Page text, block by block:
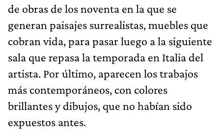
de obras de los noventa en la que se
generan paisajes surrealistas, muebles que
cobran vida, para pasar luego a la siguiente
sala que repasa la temporada en Italia del
artista. Por último, aparecen los trabajos
más contemporáneos, con colores
brillantes y dibujos, que no habían sido
expuestos antes.